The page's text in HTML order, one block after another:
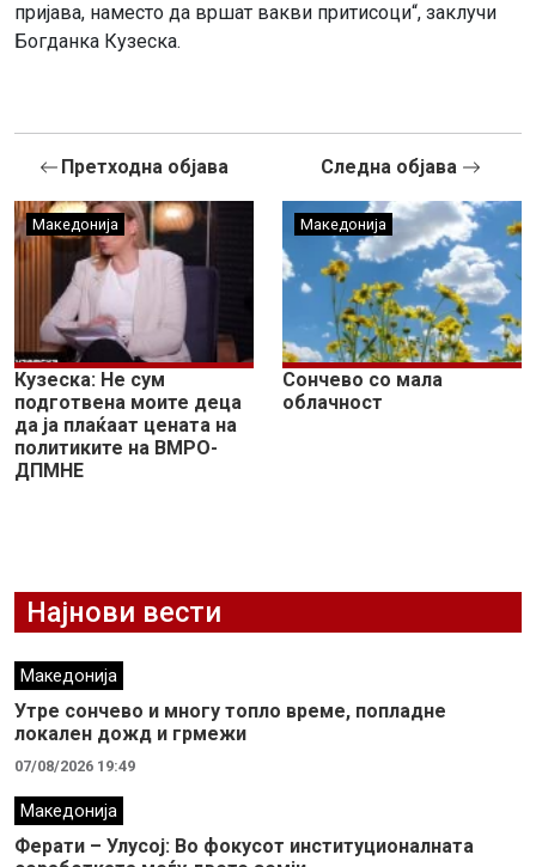
пријава, наместо да вршат вакви притисоци“, заклучи
Богданка Кузеска.
Претходна објава
Македонија
Кузеска: Не сум
подготвена моите деца
да ја плаќаат цената на
политиките на ВМРО-
ДПМНЕ
Следна објава
Македонија
Сончево со мала
облачност
Најнови вести
Македонија
Утре сончево и многу топло време, попладне
локален дожд и грмежи
07/08/2026 19:49
Македонија
Ферати – Улусој: Во фокусот институционалната